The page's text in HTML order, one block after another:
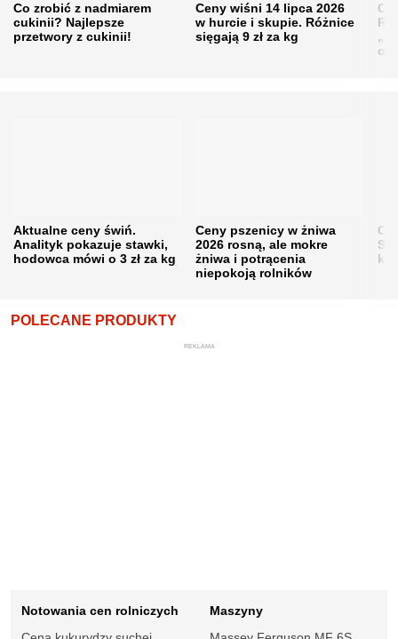
Co zrobić z nadmiarem
cukinii? Najlepsze
przetwory z cukinii!
Ceny wiśni 14 lipca 2026
w hurcie i skupie. Różnice
sięgają 9 zł za kg
Aktualne ceny świń.
Analityk pokazuje stawki,
hodowca mówi o 3 zł za kg
Ceny pszenicy w żniwa
2026 rosną, ale mokre
żniwa i potrącenia
niepokoją rolników
POLECANE PRODUKTY
REKLAMA
Notowania cen rolniczych
Maszyny